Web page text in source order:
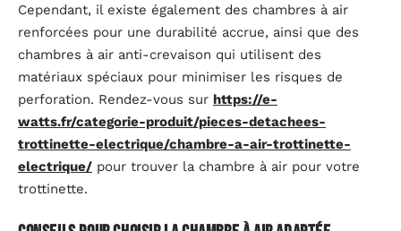
Cependant, il existe également des chambres à air
renforcées pour une durabilité accrue, ainsi que des
chambres à air anti-crevaison qui utilisent des
matériaux spéciaux pour minimiser les risques de
perforation. Rendez-vous sur https://e-
watts.fr/categorie-produit/pieces-detachees-
trottinette-electrique/chambre-a-air-trottinette-
electrique/ pour trouver la chambre à air pour votre
trottinette.